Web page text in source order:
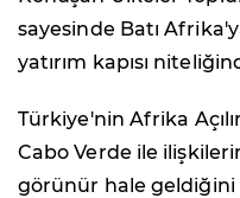
sayesinde Batı
yatırım kapısı
Türkiye'nin Afrika
Cabo Verde ile
görünür hale geldiğini